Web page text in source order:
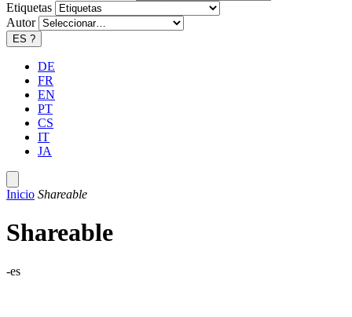
Etiquetas
Autor
ES ?
DE
FR
EN
PT
CS
IT
JA
Inicio Shareable
Shareable
-es